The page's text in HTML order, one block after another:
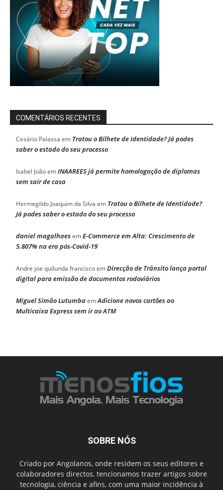
COMENTÁRIOS RECENTES
Cesário Palassa em Tratou o Bilhete de Identidade? Já podes
saber o estado do seu processo
Isabel JoãoemINAAREES já permite homologação de diplomas
sem sair de casa
Hermegildo Joaquim da Silva em Tratou o Bilhete de Identidade?
Já podes saber o estado do seu processo
daniel magalhaesemE-Commerce em Alta: Crescimento de
5.807% na era pós-Covid-19
Andre joe quilunda franciscoemDirecção de Trânsito lança portal
digital para emissão de documentos rodoviários
Miguel Simão LutumbaemAdicione novos cartões ao
Multicaixa Express sem ir ao ATM
SOBRE NÓS
Criado por Angolanos, onde residem os seus editores e
colaboradores directos, tencionamos trazer artigos sobre
tecnologia, ciência e afins, com uma maior incidência à